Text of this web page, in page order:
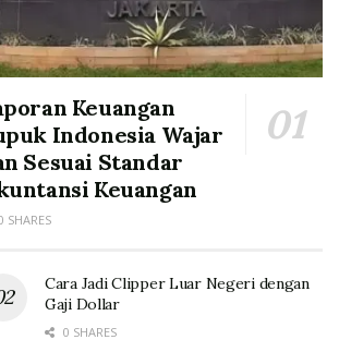
Keuangan
Indonesia Wajar
Sesuai Standar
Keuangan
SHARES
Cara Jadi Clipper Luar Negeri dengan
Gaji Dollar
0 SHARES